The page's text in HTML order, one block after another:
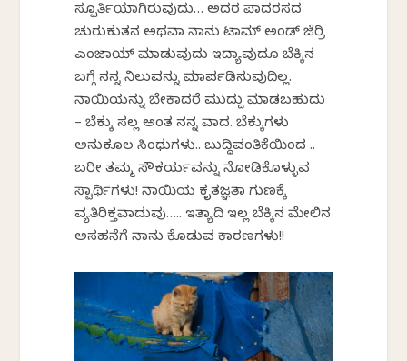
ಸ್ಫೂರ್ತಿಯಾಗಿರುವುದು… ಅದರ ಪಾದರಸದ
ಚುರುಕುತನ ಅಥವಾ ನಾನು ಟಾಮ್ ಅಂಡ್ ಜೆರ್ರಿ
ಎಂಜಾಯ್ ಮಾಡುವುದು ಇದ್ಯಾವುದೂ ಬೆಕ್ಕಿನ
ಬಗ್ಗೆ ನನ್ನ ನಿಲುವನ್ನು ಮಾರ್ಪಡಿಸುವುದಿಲ್ಲ.
ನಾಯಿಯನ್ನು ಬೇಕಾದರೆ ಮುದ್ದು ಮಾಡಬಹುದು
– ಬೆಕ್ಕು ಸಲ್ಲ ಅಂತ ನನ್ನ ವಾದ. ಬೆಕ್ಕುಗಳು
ಅನುಕೂಲ ಸಿಂಧುಗಳು.. ಬುದ್ಧಿವಂತಿಕೆಯಿಂದ ..
ಬರೀ ತಮ್ಮ ಸೌಕರ್ಯವನ್ನು ನೋಡಿಕೊಳ್ಳುವ
ಸ್ವಾರ್ಥಿಗಳು! ನಾಯಿಯ ಕೃತಜ್ಞತಾ ಗುಣಕ್ಕೆ
ವ್ಯತಿರಿಕ್ತವಾದುವು….. ಇತ್ಯಾದಿ ಇವೆಲ್ಲ ಬೆಕ್ಕಿನ ಮೇಲಿನ
ಅಸಹನೆಗೆ ನಾನು ಕೊಡುವ ಕಾರಣಗಳು!!